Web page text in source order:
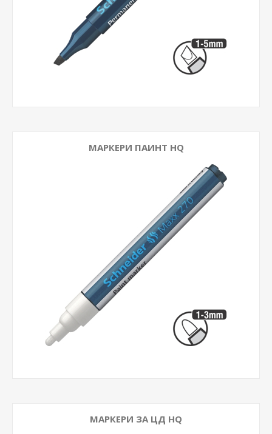
МАРКЕРИ ПАИНТ HQ
МАРКЕРИ ЗА ЦД HQ